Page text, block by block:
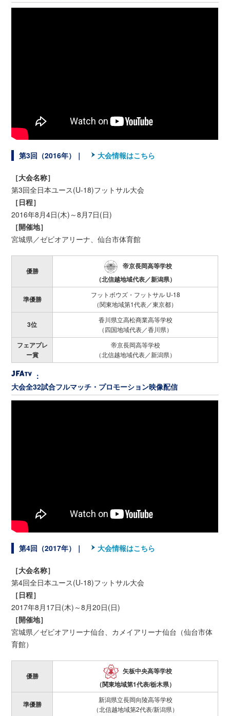
第3回（2016年）｜ 大会情報はこちら
［大会名称］
第3回全日本ユース(U-18)フットサル大会
［日程］
2016年8月4日(木)～8月7日(日)
［開催地］
宮城県／ゼビオアリーナ、仙台市体育館
優勝
帝京長岡高等学校
（北信越地域代表／新潟県）
準優勝
フットボウズ・フットサル U-18
（関東地域第1代表／東京都）
3位
香川県立高松商業高等学校
（四国地域代表／香川県）
フェアプレ
ー賞
帝京長岡高等学校
（北信越地域代表／新潟県）
：
大会全32試合フルマッチ・プロモーション映像配信
第4回（2017年）｜ 大会情報はこちら
［大会名称］
第4回全日本ユース(U-18)フットサル大会
［日程］
2017年8月17日(木)～8月20日(日)
［開催地］
宮城県／ゼビオアリーナ仙台、カメイアリーナ仙台（仙台市体
育館）
優勝
矢板中央高等学校
（関東地域第1代表/栃木県）
準優勝
新潟県立長岡向陵高等学校
（北信越地域第2代表/新潟県）